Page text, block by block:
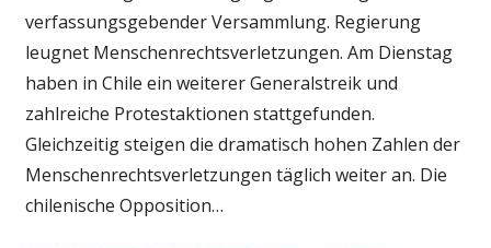
verfassungsgebender Versammlung. Regierung
leugnet Menschenrechtsverletzungen. Am Dienstag
haben in Chile ein weiterer Generalstreik und
zahlreiche Protestaktionen stattgefunden.
Gleichzeitig steigen die dramatisch hohen Zahlen der
Menschenrechtsverletzungen täglich weiter an. Die
chilenische Opposition…